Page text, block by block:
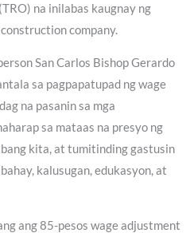
na inilabas kaugnay ng
company.
San Carlos Bishop Gerardo
sa pagpapatupad ng wage
na pasanin sa mga
sa mataas na presyo ng
kita, at tumitinding gastusin
kalusugan, edukasyon, at
ang 85-pesos wage adjustment